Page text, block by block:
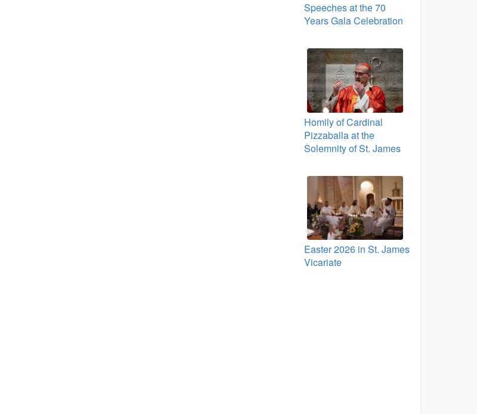
Speeches at the 70
Years Gala Celebration
Homily of Cardinal
Pizzaballa at the
Solemnity of St. James
Easter 2026 in St. James
Vicariate